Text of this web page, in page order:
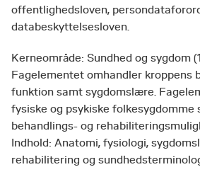
offentlighedsloven,
databeskyttelsesloven.
Kerneområde: Sundhed og sygdom
Fagelementet omhandler kroppens
funktion samt sygdomslære.
fysiske og psykiske
behandlings- og
Indhold: Anatomi, fysiologi,
rehabilitering og